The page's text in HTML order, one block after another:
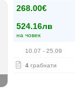
268.00€
524.16лв
на човек
10.07 - 25.09
4 грабнати